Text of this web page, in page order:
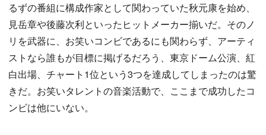
るずの番組に構成作家として関わっていた秋元康を始め、
見岳章や後藤次利といったヒットメーカー揃いだ。そのノ
リを武器に、お笑いコンビであるにも関わらず、アーティ
ストなら誰もが目標に掲げるだろう、東京ドーム公演、紅
白出場、チャート1位という3つを達成してしまったのは驚
きだ。お笑いタレントの音楽活動で、ここまで成功したコ
ンビは他にいない。